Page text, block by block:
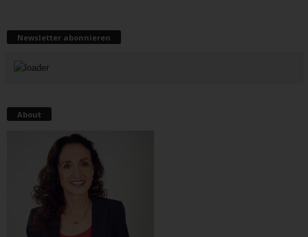
Newsletter abonnieren
About